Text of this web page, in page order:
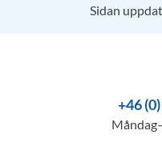
Sidan
+46